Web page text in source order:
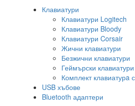
Клавиатури
Клавиатури Logitech
Клавиатури Bloody
Клавиатури Corsair
Жични клавиатури
Безжични клавиатури
Геймърски клавиатури
Комплект клавиатурa
USB хъбове
Bluetooth адаптери